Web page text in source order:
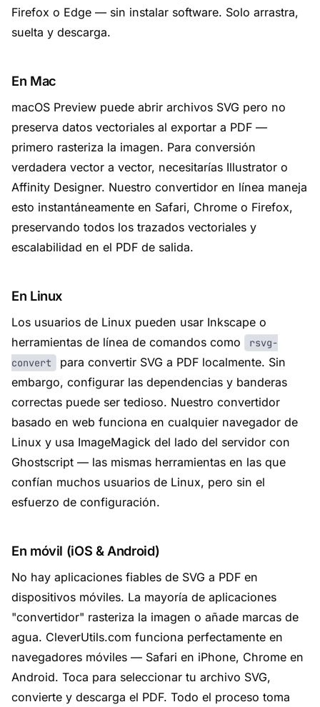
Firefox o Edge — sin instalar software. Solo arrastra,
suelta y descarga.
En Mac
macOS Preview puede abrir archivos SVG pero no
preserva datos vectoriales al exportar a PDF —
primero rasteriza la imagen. Para conversión
verdadera vector a vector, necesitarías Illustrator o
Affinity Designer. Nuestro convertidor en línea maneja
esto instantáneamente en Safari, Chrome o Firefox,
preservando todos los trazados vectoriales y
escalabilidad en el PDF de salida.
En Linux
Los usuarios de Linux pueden usar Inkscape o
herramientas de línea de comandos como
rsvg-
convert
para convertir SVG a PDF localmente. Sin
embargo, configurar las dependencias y banderas
correctas puede ser tedioso. Nuestro convertidor
basado en web funciona en cualquier navegador de
Linux y usa ImageMagick del lado del servidor con
Ghostscript — las mismas herramientas en las que
confían muchos usuarios de Linux, pero sin el
esfuerzo de configuración.
En móvil (iOS & Android)
No hay aplicaciones fiables de SVG a PDF en
dispositivos móviles. La mayoría de aplicaciones
"convertidor" rasteriza la imagen o añade marcas de
agua. CleverUtils.com funciona perfectamente en
navegadores móviles — Safari en iPhone, Chrome en
Android. Toca para seleccionar tu archivo SVG,
convierte y descarga el PDF. Todo el proceso toma